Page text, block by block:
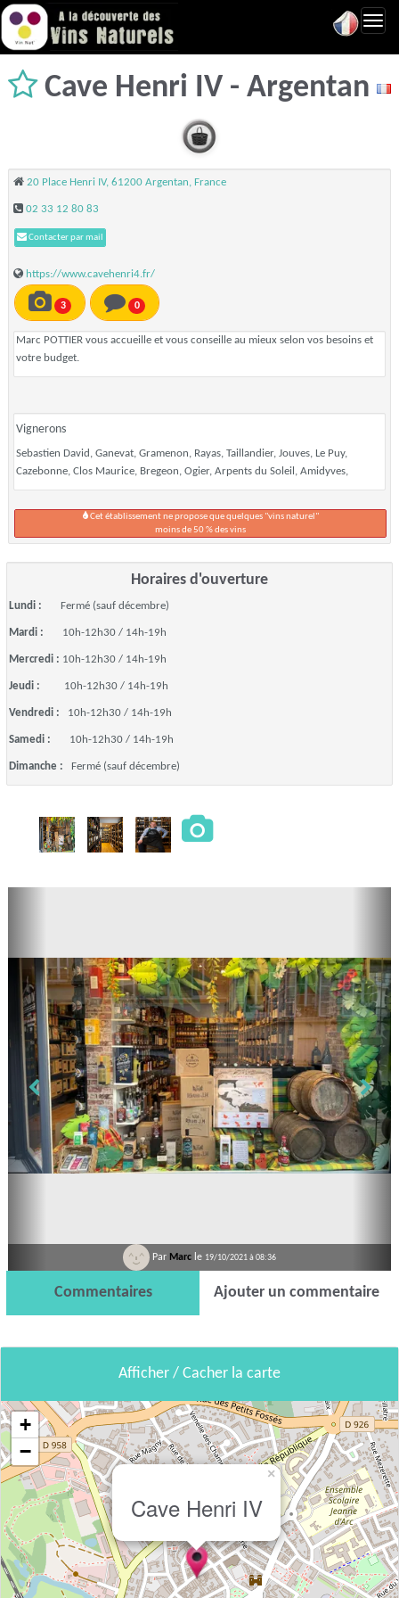
Cave Henri IV - Argentan
20 Place Henri IV, 61200 Argentan, France
02 33 12 80 83
Contacter par mail
https://www.cavehenri4.fr/
3 0
Marc POTTIER vous accueille et vous conseille au mieux selon vos besoins et
votre budget.
Vignerons
Sebastien David, Ganevat, Gramenon, Rayas, Taillandier, Jouves, Le Puy,
Cazebonne, Clos Maurice, Bregeon, Ogier, Arpents du Soleil, Amidyves,
Cet établissement ne propose que quelques "vins naturel"
moins de 50 % des vins
Horaires d'ouverture
Lundi : Fermé (sauf décembre)
Mardi : 10h-12h30 / 14h-19h
Mercredi : 10h-12h30 / 14h-19h
Jeudi : 10h-12h30 / 14h-19h
Vendredi : 10h-12h30 / 14h-19h
Samedi : 10h-12h30 / 14h-19h
Dimanche : Fermé (sauf décembre)
Par Marc le 19/10/2021 à 08:36
Commentaires Ajouter un commentaire
Afficher / Cacher la carte
Cave Henri IV
×
+
−